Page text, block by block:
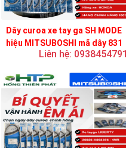
Dây curoa xe tay ga SH MODE
hiệu MITSUBOSHI mã dây 831
Liên hệ: 0938454791